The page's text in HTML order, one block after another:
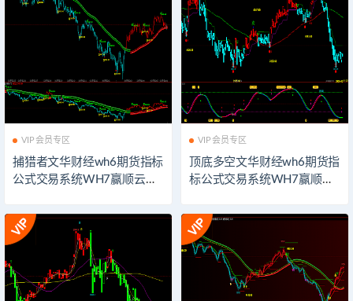
VIP会员专区
捕猎者文华财经wh6期货指标
公式交易系统WH7赢顺云期
师期货博弈模板看盘辅助指
示器软件
VIP会员专区
顶底多空文华财经wh6期货指
标公式交易系统WH7赢顺云
大师期货博弈模板看盘辅助
指示器软件